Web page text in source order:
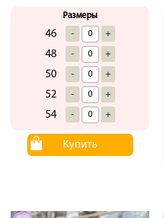
Размеры
46 - +
48 - +
50 - +
52 - +
54 - +
Купить